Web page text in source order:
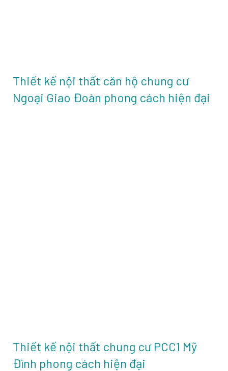
Thiết kế nội thất căn hộ chung cư
Ngoại Giao Đoàn phong cách hiện đại
Thiết kế nội thất chung cư PCC1 Mỹ
Đình phong cách hiện đại